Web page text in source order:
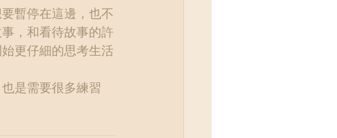
暫停在這邊，也不
，和看待故事的許
更仔細的思考生活
是需要很多練習